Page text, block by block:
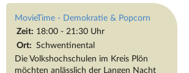
MovieTime - Demokratie & Popcorn
Zeit: 18:00 - 21:30 Uhr
Ort: Schwentinental
Die Volkshochschulen im Kreis Plön
möchten anlässlich der Langen Nacht